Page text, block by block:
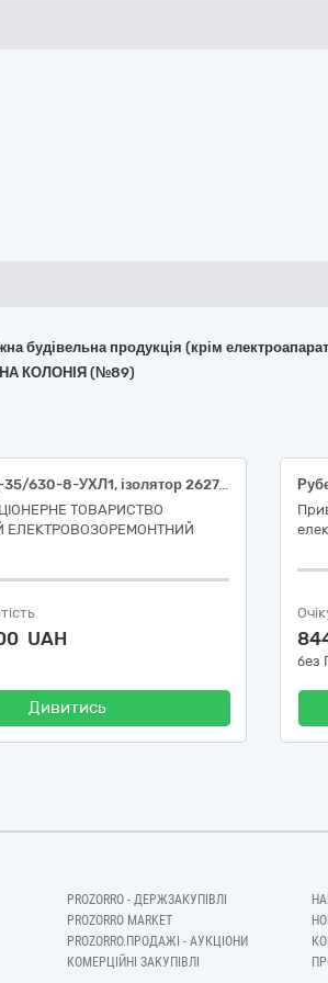
будівельна продукція (крім
КОЛОНІЯ (№89)
Ізолятор ППЦ-35/630-8-УХЛ1, ізолятор 2627, ізолятор 2997
ТОВАРИСТВО
ЕЛЕКТРОВОЗОРЕМОНТНИЙ
UAH
Дивитись
без
PROZORRO - ДЕРЖЗАКУПІВЛІ
PROZORRO MARKET
PROZORRO.ПРОДАЖІ - АУКЦІОНИ
КОМЕРЦІЙНІ ЗАКУПІВЛІ